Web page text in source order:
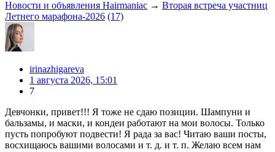
Новости и объявления Hairmaniac → Вторая встреча участниц
Летнего марафона-2026 (17)
irinazhigareva
1 августа 2026, 15:01
7
Девчонки, привет!!! Я тоже не сдаю позиции. Шампуни и
бальзамы, и маски, и кондеи работают на мои волосы. Только
пусть попробуют подвести! Я рада за вас! Читаю ваши посты,
восхищаюсь вашими волосами и т. д. и т. п. Желаю всем нам